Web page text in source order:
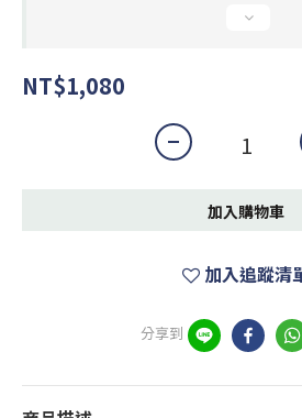
NT$1,080
加入購物車
加入追蹤清
分享到